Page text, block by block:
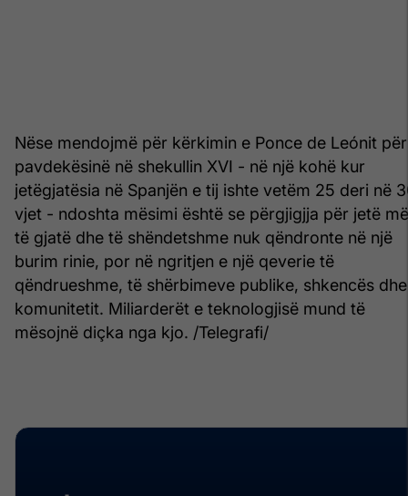
Nëse mendojmë për kërkimin e Ponce de Leónit për
pavdekësinë në shekullin XVI - në një kohë kur
jetëgjatësia në Spanjën e tij ishte vetëm 25 deri në
vjet - ndoshta mësimi është se përgjigjja për jetë më
të gjatë dhe të shëndetshme nuk qëndronte në një
burim rinie, por në ngritjen e një qeverie të
qëndrueshme, të shërbimeve publike, shkencës dhe
komunitetit. Miliarderët e teknologjisë mund të
mësojnë diçka nga kjo. /Telegrafi/